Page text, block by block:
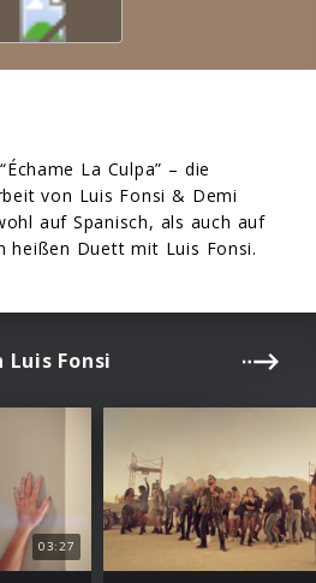
La Culpa” – die
von Luis Fonsi & Demi
auf Spanisch, als auch auf
heißen Duett mit Luis Fonsi.
Fonsi
03:27